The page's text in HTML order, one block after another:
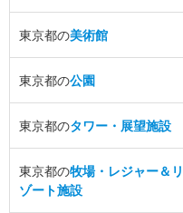
東京都の美術館
東京都の公園
東京都のタワー・展望施設
東京都の牧場・レジャー＆リ
ゾート施設